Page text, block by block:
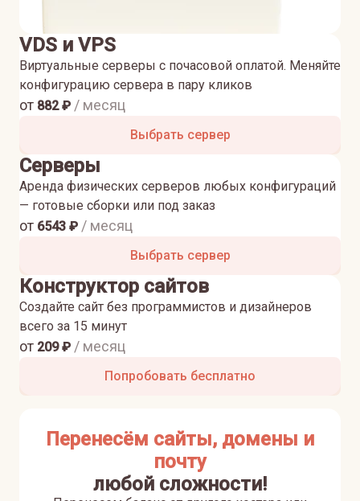
VDS и VPS
Виртуальные серверы с почасовой оплатой. Меняйте
конфигурацию сервера в пару кликов
от 882₽ / месяц
Выбрать сервер
Серверы
Аренда физических серверов любых конфигураций
— готовые сборки или под заказ
от 6543 ₽ / месяц
Выбрать сервер
Конструктор сайтов
Создайте сайт без программистов и дизайнеров
всего за 15 минут
от 209₽ / месяц
Попробовать бесплатно
Перенесём сайты, домены и
почту
любой сложности!